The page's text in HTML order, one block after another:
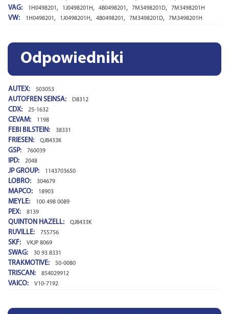
VAG: 1H0498201 , 1J0498201H, 4B0498201 , 7M3498201D, 7M3498201H
VW: 1H0498201 , 1J0498201H, 4B0498201 , 7M3498201D, 7M3498201H
Odpowiedniki
AUTEX: 503053
AUTOFREN SEINSA: D8312
CDX: 25-1632
CEVAM: 1198
FEBI BILSTEIN: 38331
FRIESEN: QJB433K
GSP: 760039
IPD: 2048
JP GROUP: 1143703650
LOBRO: 304679
MAPCO: 18903
MEYLE: 100 498 0089
PEX: 8139
QUINTON HAZELL: QJB433K
RUVILLE: 755756
SKF: VKJP 8069
SWAG: 30 93 8331
TRAKMOTIVE: 50-0080
TRISCAN: 854029912
VAICO: V10-7192